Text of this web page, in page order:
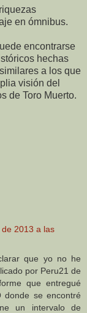
en ómnibus.
encontrarse
hechas
a los que
visión del
de Toro Muerto.
2013 a las
que yo no he
por Peru21 de
que entregué
donde se encontré
un intervalo de